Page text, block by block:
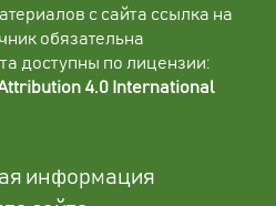
с сайта ссылка на
обязательна
доступны по лицензии:
4.0 International
информация